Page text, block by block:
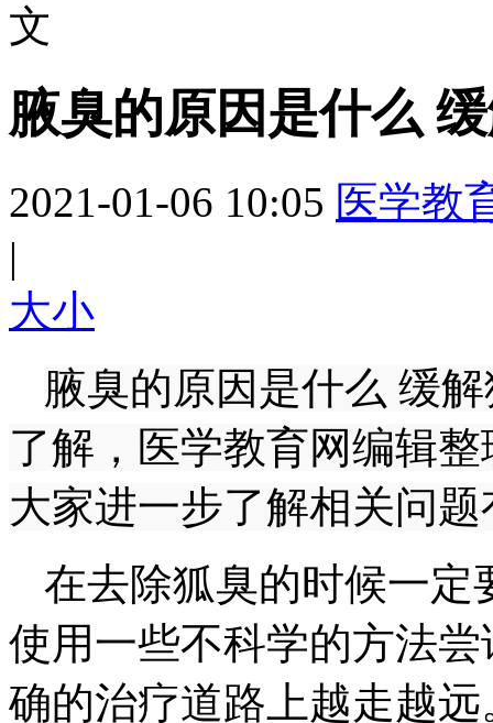
文
腋臭的原因是什么
2021-01-06 10:05 医学教
|
大小
腋臭的原因是什么 缓
了解，医学教育网编辑
大家进一步了解相关问
在去除狐臭的时候一定
使用一些不科学的方法
确的治疗道路上越走越远